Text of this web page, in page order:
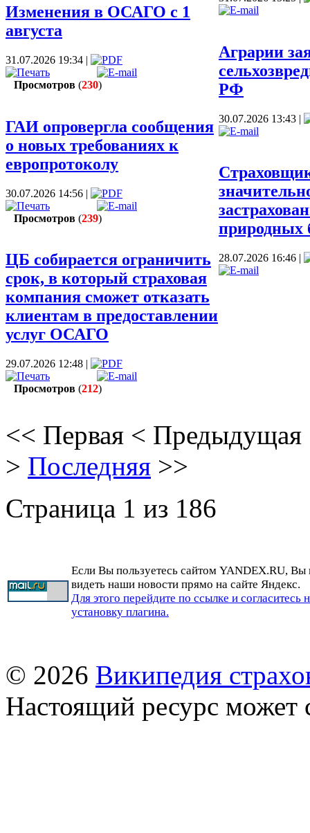
Изменения в ОСАГО с 1
августа
31.07.2026 19:34 |
Просмотров (230)
ГАИ опровергла сообщения
о новых требованиях к
европротоколу
30.07.2026 14:56 |
Просмотров (239)
ЦБ собирается ограничить
срок, в который страховая
компания сможет отказать
клиентам в предоставлении
услуг ОСАГО
29.07.2026 12:48 |
Просмотров (212)
Аграрии
РФ
30.07.2026 13:43 |
природных
28.07.2026 16:46 |
<< Первая < Предыдущая
> Последняя >>
Страница 1 из 186
Если Вы пользуетесь сайтом YANDEX.RU, Вы
видеть наши новости прямо на сайте Яндекс.
Для этого перейдите по ссылке и согласитесь
установку плагина.
© 2026 Википедия
Настоящий ресурс может